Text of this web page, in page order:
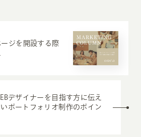
ジを開設する際
デザイナーを目指す方に伝え
いポートフォリオ制作のポイン